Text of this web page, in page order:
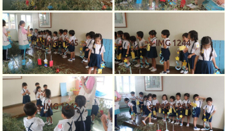
s-IMG 1245 s-IMG 1244
s-IMG 1242 s-IMG 1243